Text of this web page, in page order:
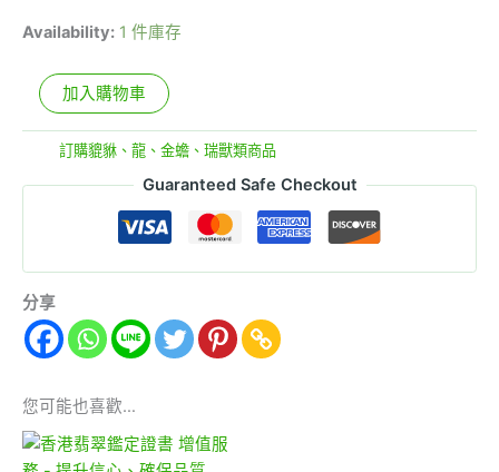
Availability: 1 件庫存
加入購物車
訂購貔貅、龍、金蟾、瑞獸類商品
Guaranteed Safe Checkout
分享
您可能也喜歡…